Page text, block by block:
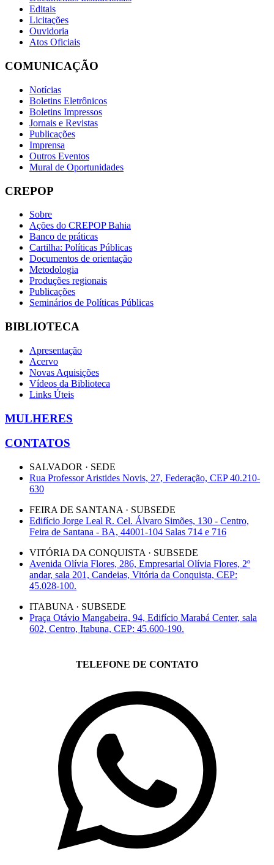
Editais
Licitações
Ouvidoria
Atos Oficiais
COMUNICAÇÃO
Notícias
Boletins Eletrônicos
Boletins Impressos
Jornais e Revistas
Publicações
Imprensa
Outros Eventos
Mural de Oportunidades
CREPOP
Sobre
Ações do CREPOP Bahia
Banco de práticas
Cartilha: Políticas Públicas
Documentos de orientação
Metodologia
Produções regionais
Publicações
Seminários de Políticas Públicas
BIBLIOTECA
Apresentação
Acervo
Novas Aquisições
Vídeos da Biblioteca
Links Úteis
MULHERES
CONTATOS
SALVADOR · SEDE
Rua Professor Aristides Novis, 27, Federação, CEP 40.210-
630
FEIRA DE SANTANA · SUBSEDE
Edifício Jorge Leal R. Cel. Álvaro Simões, 130 - Centro,
Feira de Santana - BA, 44001-104 Salas 714 e 716
VITÓRIA DA CONQUISTA · SUBSEDE
Avenida Olívia Flores, 286, Empresarial Olívia Flores, 2º
andar, sala 201, Candeias, Vitória da Conquista, CEP:
45.028-100.
ITABUNA · SUBSEDE
Praça Otávio Mangabeira, 94, Edifício Marabá Center, sala
602, Centro, Itabuna, CEP: 45.600-190.
TELEFONE DE CONTATO